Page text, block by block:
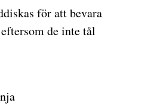
för att bevara
de inte tål